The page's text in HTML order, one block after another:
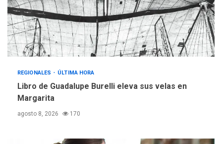
3
vehicular de 60 unidades
adquiridas en un año de
gestión
4
REGIONALES ÚLTIMA HORA
«Juan Bautista Arismendi» a
la altura de Macho Muerto
trabajan en diplomado para
REGIONALES ÚLTIMA HORA
Libro de Guadalupe Burelli eleva sus velas en
Margarita
agosto 8, 2026 170